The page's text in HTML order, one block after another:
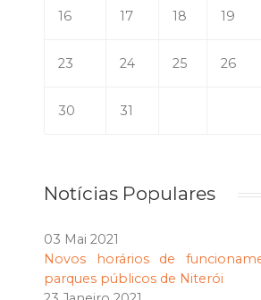
16 17 18 19
23 24 25 26
30 31
Notícias Populares
03 Mai 2021
Novos horários de
parques públicos de Niterói